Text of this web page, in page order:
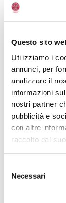
Questo sito
Utilizziamo i
annunci, per
analizzare il
informazioni
nostri partner
pubblicità e
con altre
raccolto dal
Necessari
Viale Guglielmo
Dalle 8:00 alle